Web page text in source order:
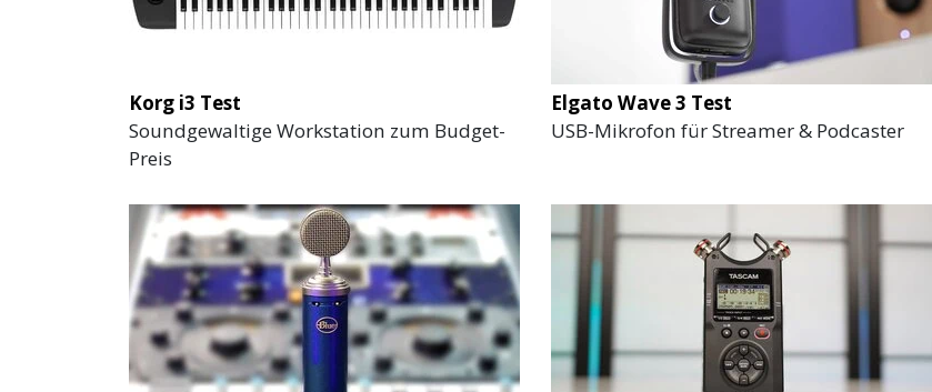
Korg i3 Test
Soundgewaltige Workstation zum Budget-
Preis
Elgato Wave 3 Test
USB-Mikrofon für Streamer & Podcaster